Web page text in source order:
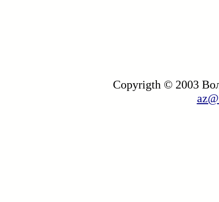
Copyrigth © 2003